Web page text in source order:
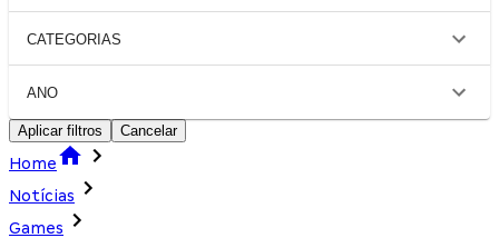
CATEGORIAS
ANO
Aplicar filtros Cancelar
Home
Notícias
Games